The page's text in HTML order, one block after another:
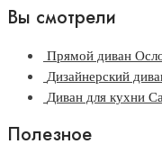
Вы смотрели
Прямой диван
Дизайнерский
Диван для кухни
Полезное